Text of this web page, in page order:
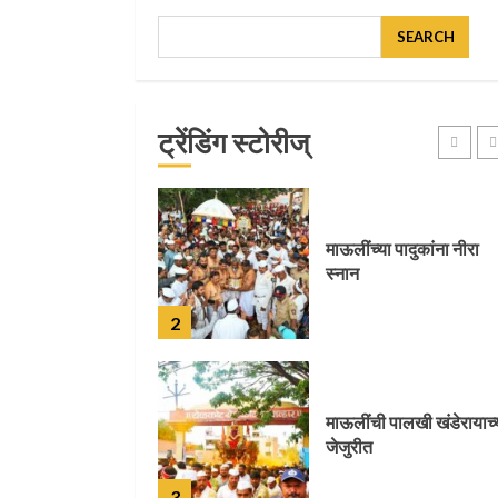
SEARCH
ट्रेंडिंग स्टोरीज्
1
2
माऊलींच्या पादुकांना नीरा
स्नान
माऊलींची पालखी
जेजुरीत